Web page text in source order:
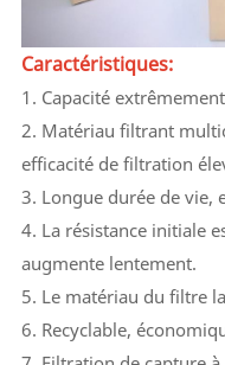
Caractéristiques:
1. Capacité
2. Matériau filtrant
efficacité de filtration
3. Longue durée de vie,
4. La résistance initiale
augmente lentement.
5. Le matériau du filtre
6. Recyclable,